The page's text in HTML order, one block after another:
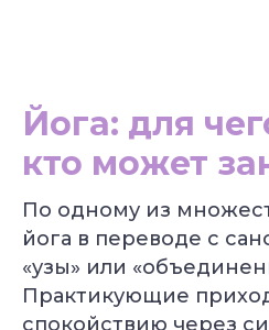
Йога: для
кто может
По одному из
йога в переводе с
«узы» или
Практикующие
спокойствию через